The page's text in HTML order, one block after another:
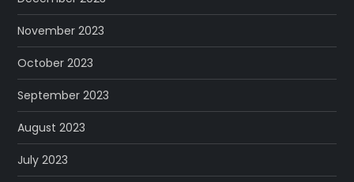
November 2023
October 2023
September 2023
August 2023
July 2023